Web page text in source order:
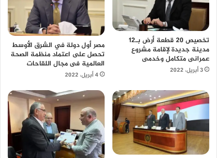
تخصيص 20 قطعة أرض بـ12
مدينة جديدة لإقامة مشروع
عمرانى متكامل وخدمى
3 أبريل، 2022
مصر أول دولة في الشرق الأوسط
تحصل على اعتماد منظمة الصحة
العالمية فى مجال اللقاحات
4 أبريل، 2022